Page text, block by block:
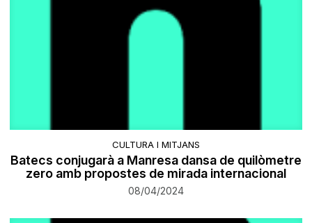
CULTURA I MITJANS
Batecs conjugarà a Manresa dansa de quilòmetre
zero amb propostes de mirada internacional
08/04/2024